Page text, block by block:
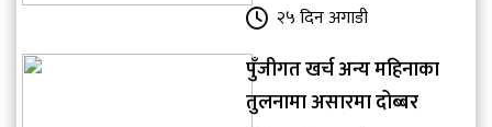
२५ दिन अगाडी
पुँजीगत खर्च अन्य महिनाका
तुलनामा असारमा दोब्बर